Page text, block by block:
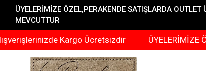
ÜYELERİMİZE ÖZEL,PERAKENDE SATIŞLARDA
MEVCUTTUR
Kargo Ücretsizdir ÜYELERİMİZE